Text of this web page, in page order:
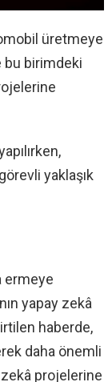
üretmeye
bu birimdeki
yaklaşık
ermeye
yapay zekâ
haberde,
daha önemli
projelerine